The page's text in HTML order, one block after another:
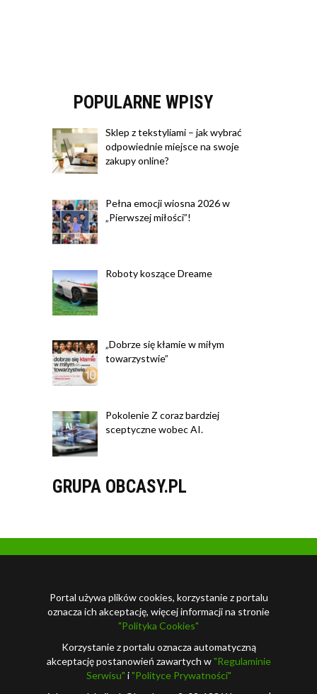
POPULARNE WPISY
Sklep z tekstyliami – jak wybrać
odpowiednie miejsce na swoje
zakupy online?
Pełna emocji wiosna 2026 w
„Pierwszej miłości”!
Roboty koszące Dreame
„Dobrze się kłamie w miłym
towarzystwie”
Pokolenie Z coraz bardziej
sceptyczne wobec AI.
GRUPA OBCASY.PL
Portal używa plików cookies, korzystanie z portalu
oznacza ich akceptację, więcej informacji na stronie
"Polityka Cookies"
Korzystanie z portalu oznacza automatyczną
akceptację postanowień zawartych w"Regulaminie
Serwisu" i"Polityce Prywatności"